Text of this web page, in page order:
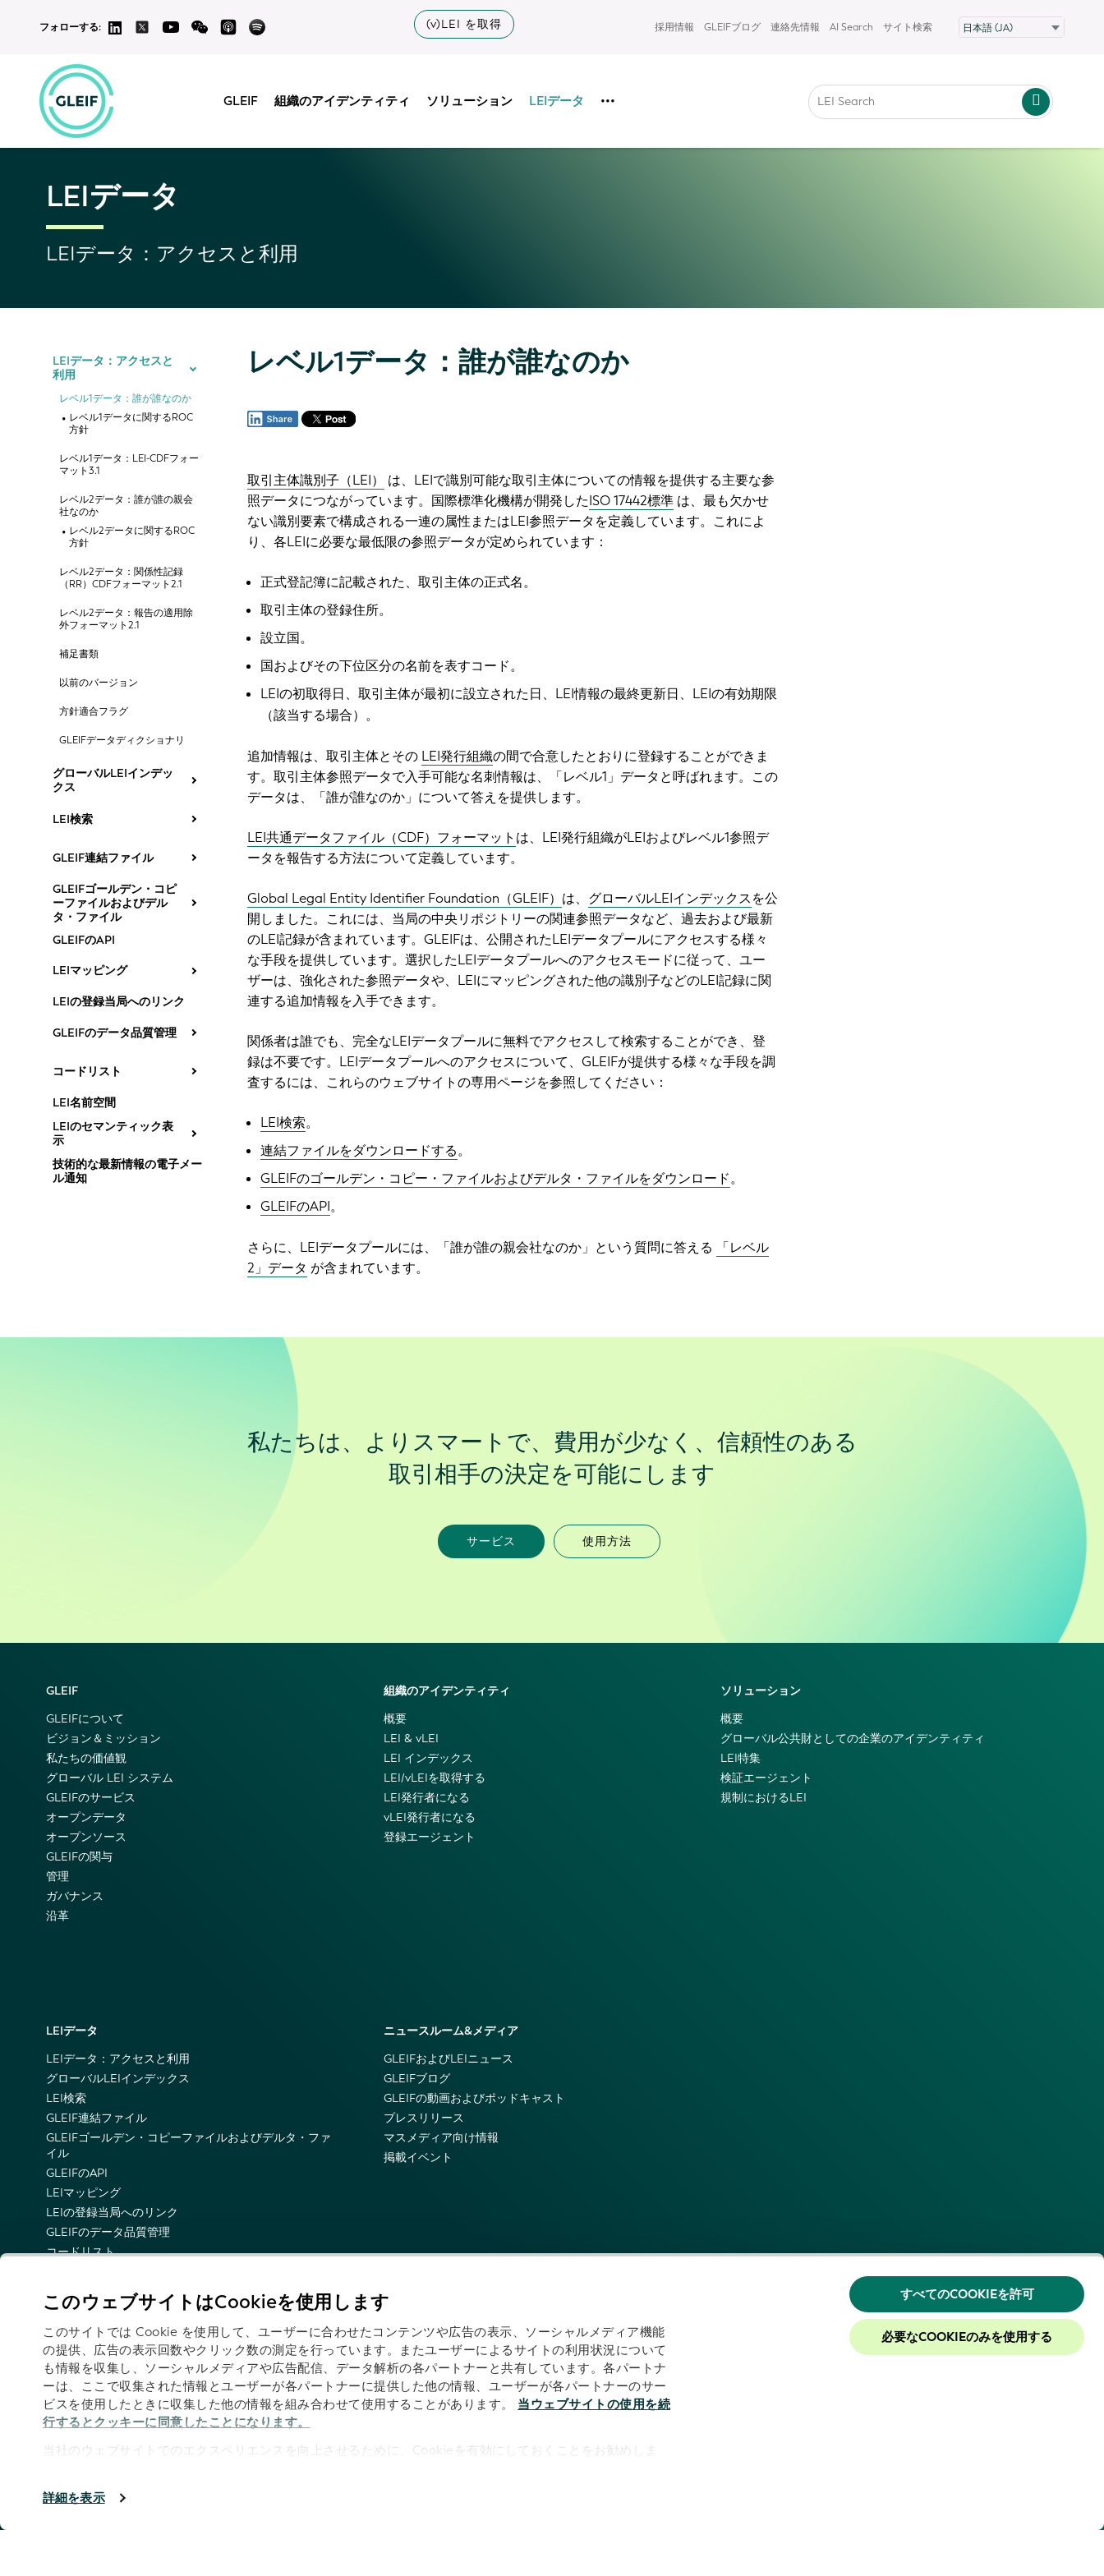
このウェブサイトはCookieを使用します
このサイトでは Cookie を使用して、ユーザーに合わせたコンテンツや広告の表示、ソーシャルメディア機能
の提供、広告の表示回数やクリック数の測定を行っています。またユーザーによるサイトの利用状況について
も情報を収集し、ソーシャルメディアや広告配信、データ解析の各パートナーと共有しています。各パートナ
ーは、ここで収集された情報とユーザーが各パートナーに提供した他の情報、ユーザーが各パートナーのサー
ビスを使用したときに収集した他の情報を組み合わせて使用することがあります。 当ウェブサイトの使用を続
行するとクッキーに同意したことになります。
当社のウェブサイトでのエクスペリエンスを向上させるために、Cookieを有効にしておくことをお勧めしま
詳細を表示
すべてのCOOKIEを許可
必要なCOOKIEのみを使用する
フォローする: (v)LEI を取得 採用情報 GLEIFブログ 連絡先情報 AI Search サイト検索
GLEIF 組織のアイデンティティ ソリューション LEIデータ •••
LEIデータ
LEIデータ：アクセスと利用
LEIデータ：アクセスと
利用
レベル1データ：誰が誰なのか
レベル1データに関するROC
方針
レベル1データ：LEI-CDFフォー
マット3.1
レベル2データ：誰が誰の親会
社なのか
レベル2データに関するROC
方針
レベル2データ：関係性記録
（RR）CDFフォーマット2.1
レベル2データ：報告の適用除
外フォーマット2.1
補足書類
以前のバージョン
方針適合フラグ
GLEIFデータディクショナリ
グローバルLEIインデッ
クス
LEI検索
GLEIF連結ファイル
GLEIFゴールデン・コピ
ーファイルおよびデル
タ・ファイル
GLEIFのAPI
LEIマッピング
LEIの登録当局へのリンク
GLEIFのデータ品質管理
コードリスト
LEI名前空間
LEIのセマンティック表
示
技術的な最新情報の電子メー
ル通知
レベル1データ：誰が誰なのか
取引主体識別子（LEI）
は、LEIで識別可能な取引主体についての情報を提供する主要な参
照データにつながっています。国際標準化機構が開発したISO 17442標準 は、最も欠かせ
ない識別要素で構成される一連の属性またはLEI参照データを定義しています。これによ
り、各LEIに必要な最低限の参照データが定められています：
正式登記簿に記載された、取引主体の正式名。
取引主体の登録住所。
設立国。
国およびその下位区分の名前を表すコード。
LEIの初取得日、取引主体が最初に設立された日、LEI情報の最終更新日、LEIの有効期限
（該当する場合）。
追加情報は、取引主体とその LEI発行組織の間で合意したとおりに登録することができま
す。取引主体参照データで入手可能な名刺情報は、「レベル1」データと呼ばれます。この
データは、「誰が誰なのか」について答えを提供します。
LEI共通データファイル（CDF）フォーマット は、LEI発行組織がLEIおよびレベル1参照デ
ータを報告する方法について定義しています。
Global Legal Entity Identifier Foundation（GLEIF） は、 グローバルLEIインデックスを公
開しました。これには、当局の中央リポジトリーの関連参照データなど、過去および最新
のLEI記録が含まれています。GLEIFは、公開されたLEIデータプールにアクセスする様々
な手段を提供しています。選択したLEIデータプールへのアクセスモードに従って、ユー
ザーは、強化された参照データや、LEIにマッピングされた他の識別子などのLEI記録に関
連する追加情報を入手できます。
関係者は誰でも、完全なLEIデータプールに無料でアクセスして検索することができ、登
録は不要です。LEIデータプールへのアクセスについて、GLEIFが提供する様々な手段を調
査するには、これらのウェブサイトの専用ページを参照してください：
LEI検索。
連結ファイルをダウンロードする。
GLEIFのゴールデン・コピー・ファイルおよびデルタ・ファイルをダウンロード。
GLEIFのAPI。
さらに、LEIデータプールには、「誰が誰の親会社なのか」という質問に答える
「レベル
2」データ が含まれています。
私たちは、よりスマートで、費用が少なく、信頼性のある
取引相手の決定を可能にします
サービス 使用方法
GLEIF
GLEIFについて
ビジョン＆ミッション
私たちの価値観
グローバル LEI システム
GLEIFのサービス
オープンデータ
オープンソース
GLEIFの関与
管理
ガバナンス
沿革
組織のアイデンティティ
概要
LEI & vLEI
LEI インデックス
LEI/vLEIを取得する
LEI発行者になる
vLEI発行者になる
登録エージェント
ソリューション
概要
グローバル公共財としての企業のアイデンティティ
LEI特集
検証エージェント
規制におけるLEI
LEIデータ
LEIデータ：アクセスと利用
グローバルLEIインデックス
LEI検索
GLEIF連結ファイル
GLEIFゴールデン・コピーファイルおよびデルタ・ファ
イル
GLEIFのAPI
LEIマッピング
LEIの登録当局へのリンク
GLEIFのデータ品質管理
コードリスト
LEIのセマンティック表示
技術的な最新情報の電子メール通知
ニュースルーム&メディア
GLEIFおよびLEIニュース
GLEIFブログ
GLEIFの動画およびポッドキャスト
プレスリリース
マスメディア向け情報
掲載イベント
フォローする: